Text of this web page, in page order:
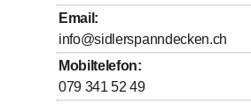
Freitag
Samstag
Sonntag
Email :
info@sidlerspanndecken.ch
Mobiltelefon:
079 341 52 49